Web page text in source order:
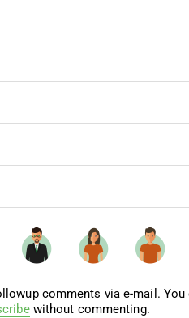
comments via e-mail. You
without commenting.